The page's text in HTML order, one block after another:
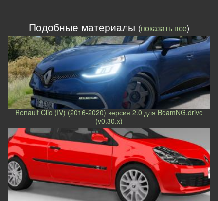
Подобные материалы (показать все)
Renault Clio (IV) (2016-2020) версия 2.0 для BeamNG.drive
(v0.30.x)